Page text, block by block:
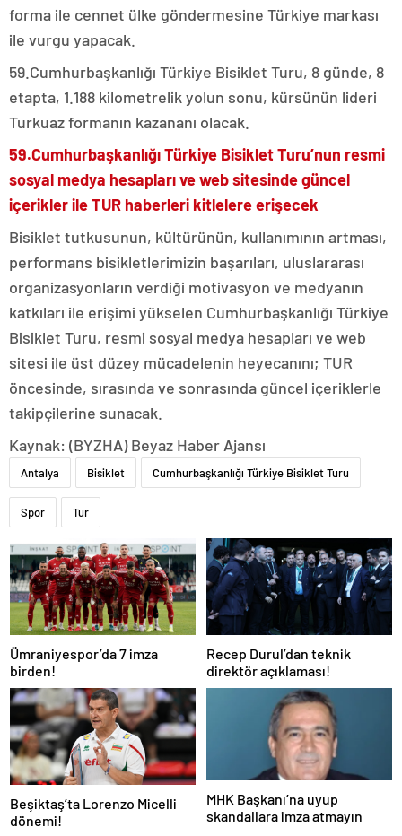
forma ile cennet ülke göndermesine Türkiye markası
ile vurgu yapacak.
59.Cumhurbaşkanlığı Türkiye Bisiklet Turu, 8 günde, 8
etapta, 1.188 kilometrelik yolun sonu, kürsünün lideri
Turkuaz formanın kazananı olacak.
59.Cumhurbaşkanlığı Türkiye Bisiklet Turu’nun resmi
sosyal medya hesapları ve web sitesinde güncel
içerikler ile TUR haberleri kitlelere erişecek
Bisiklet tutkusunun, kültürünün, kullanımının artması,
performans bisikletlerimizin başarıları, uluslararası
organizasyonların verdiği motivasyon ve medyanın
katkıları ile erişimi yükselen Cumhurbaşkanlığı Türkiye
Bisiklet Turu, resmi sosyal medya hesapları ve web
sitesi ile üst düzey mücadelenin heyecanını; TUR
öncesinde, sırasında ve sonrasında güncel içeriklerle
takipçilerine sunacak.
Kaynak: (BYZHA) Beyaz Haber Ajansı
Antalya Bisiklet Cumhurbaşkanlığı Türkiye Bisiklet Turu
Spor Tur
Ümraniyespor’da 7 imza
birden!
Recep Durul’dan teknik
direktör açıklaması!
Beşiktaş’ta Lorenzo Micelli
dönemi!
MHK Başkanı’na uyup
skandallara imza atmayın